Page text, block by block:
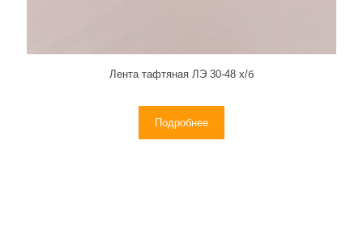
Лента тафтяная ЛЭ 30-48 х/б
Подробнее